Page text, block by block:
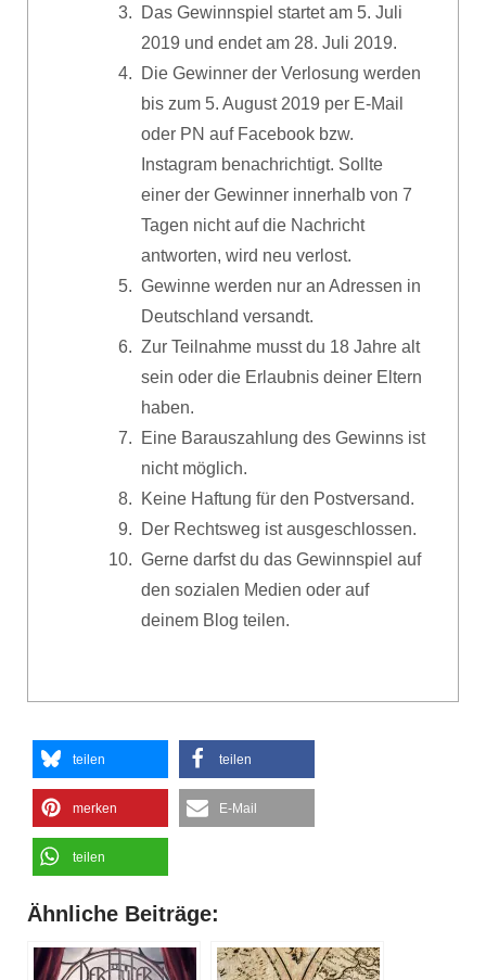
Das Gewinnspiel startet am 5. Juli
2019 und endet am 28. Juli 2019.
Die Gewinner der Verlosung werden
bis zum 5. August 2019 per E-Mail
oder PN auf Facebook bzw.
Instagram benachrichtigt. Sollte
einer der Gewinner innerhalb von 7
Tagen nicht auf die Nachricht
antworten, wird neu verlost.
Gewinne werden nur an Adressen in
Deutschland versandt.
Zur Teilnahme musst du 18 Jahre alt
sein oder die Erlaubnis deiner Eltern
haben.
Eine Barauszahlung des Gewinns ist
nicht möglich.
Keine Haftung für den Postversand.
Der Rechtsweg ist ausgeschlossen.
Gerne darfst du das Gewinnspiel auf
den sozialen Medien oder auf
deinem Blog teilen.
teilen teilen
merken E-Mail
teilen
Ähnliche Beiträge: